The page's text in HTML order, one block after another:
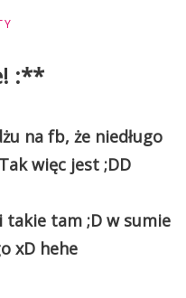
:**
na fb, że niedługo
więc jest ;DD
tam ;D w sumie
xD hehe